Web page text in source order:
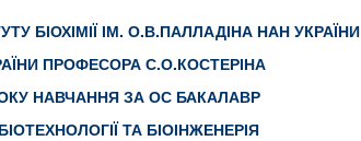
БІОХІМІЇ ІМ. О.В.ПАЛЛАДІНА НАН УКРАЇНИ
ПРОФЕСОРА С.О.КОСТЕРІНА
НАВЧАННЯ ЗА ОС БАКАЛАВР
ТА БІОІНЖЕНЕРІЯ